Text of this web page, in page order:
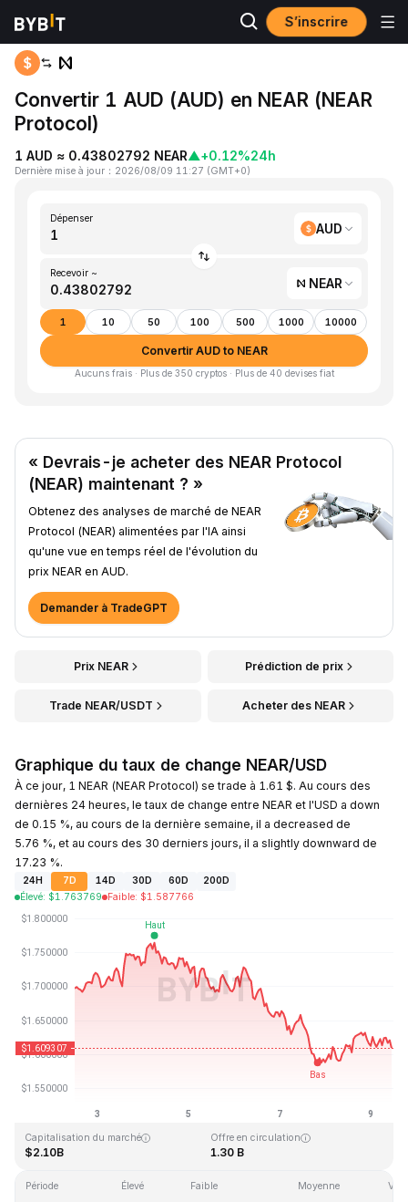
S’inscrire
Accueil
Convertir 1 AUD (AUD) en NEAR (NEAR
Protocol)
1 AUD ≈ 0.43802792 NEAR▲+0.12%24h
Dernière mise à jour ： 2026/08/09 11:27 (GMT+0)
Dépenser
AUD
Recevoir ~
NEAR
1 10 50 100 500 1000 10000
Convertir AUD to NEAR
Aucuns frais · Plus de 350 cryptos · Plus de 40 devises fiat
« Devrais-je acheter des NEAR Protocol
(NEAR) maintenant ? »
Obtenez des analyses de marché de NEAR
Protocol (NEAR) alimentées par l'IA ainsi
qu'une vue en temps réel de l'évolution du
prix NEAR en AUD.
Demander à TradeGPT
Prix NEAR Prédiction de prix
Trade NEAR/USDT Acheter des NEAR
Graphique du taux de change NEAR/USD
À ce jour, 1 NEAR (NEAR Protocol) se trade à 1.61 $. Au cours des
dernières 24 heures, le taux de change entre NEAR et l'USD a down
de 0.15 %, au cours de la dernière semaine, il a decreased de
5.76 %, et au cours des 30 derniers jours, il a slightly downward de
17.23 %.
24H 7D 14D 30D 60D
200D
Élevé: $1.763769 Faible: $1.587766
Plus haut niveau historique
Capitalisation du marché
$2.10B
Offre en circulation
1.30 B
Période Élevé Faible Moyenne